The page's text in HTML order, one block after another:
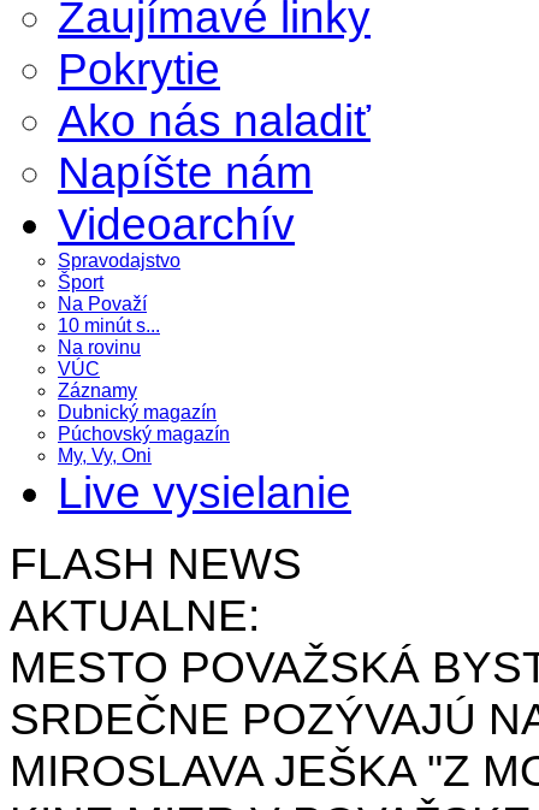
Zaujímavé linky
Pokrytie
Ako nás naladiť
Napíšte nám
Videoarchív
Spravodajstvo
Šport
Na Považí
10 minút s...
Na rovinu
VÚC
Záznamy
Dubnický magazín
Púchovský magazín
My, Vy, Oni
Live vysielanie
FLASH NEWS
AKTUALNE:
MESTO POVAŽSKÁ
SRDEČNE POZÝVAJÚ
MIROSLAVA JEŠKA "Z